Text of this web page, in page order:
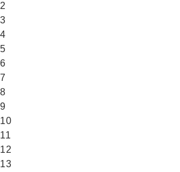
2
3
4
5
6
7
8
9
10
11
12
13